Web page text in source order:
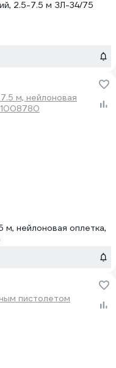
2.5-7.5 м ЗЛ-34/75
нейлоновая оплетка,